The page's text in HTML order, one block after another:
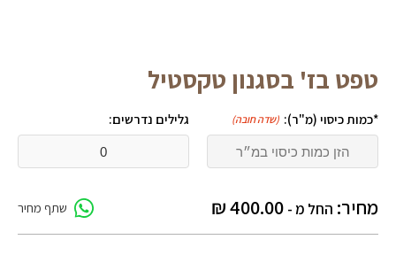
טפט בז' בסגנון טקסטיל
*כמות כיסוי (מ"ר): (שדה חובה) גלילים נדרשים:
מחיר: החל מ - 400.00
₪ שתף מחיר